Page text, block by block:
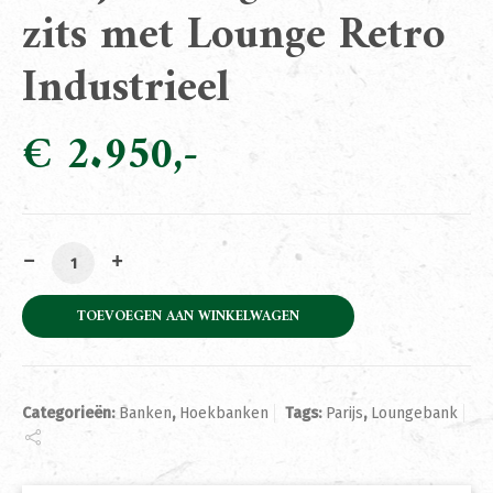
zits met Lounge Retro
Industrieel
€ 2.950
Parijs Loungebank 3 zits met Lounge Retro Industrieel
TOEVOEGEN AAN WINKELWAGEN
Categorieën: Banken, Hoekbanken Tags: Parijs, Loungebank